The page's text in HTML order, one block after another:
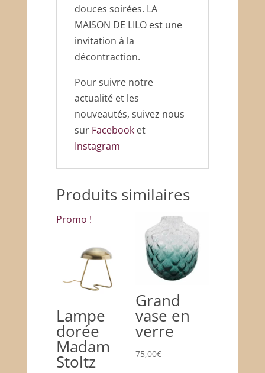
douces soirées. LA
MAISON DE LILO est une
invitation à la
décontraction.
Pour suivre notre
actualité et les
nouveautés, suivez nous
sur Facebooket
Instagram
Produits similaires
Promo !
Lampe
dorée
Madam
Stoltz
Grand
vase en
verre
75,00€